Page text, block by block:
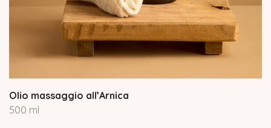
Olio massaggio all’Arnica
500 ml